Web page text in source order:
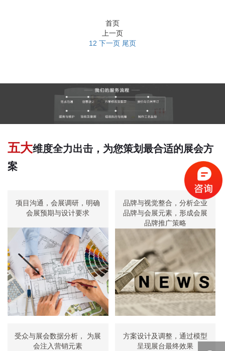
首页
上一页
1 2 下一页 尾页
五大维度全力出击，为您策划最合适的展会方
案
项目沟通，会展调研，明确
会展预期与设计要求
品牌与视觉整合，分析企业
品牌与会展元素，形成会展
品牌推广策略
受众与展会数据分析， 为展
会注入营销元素
方案设计及调整，通过模型
呈现展台最终效果